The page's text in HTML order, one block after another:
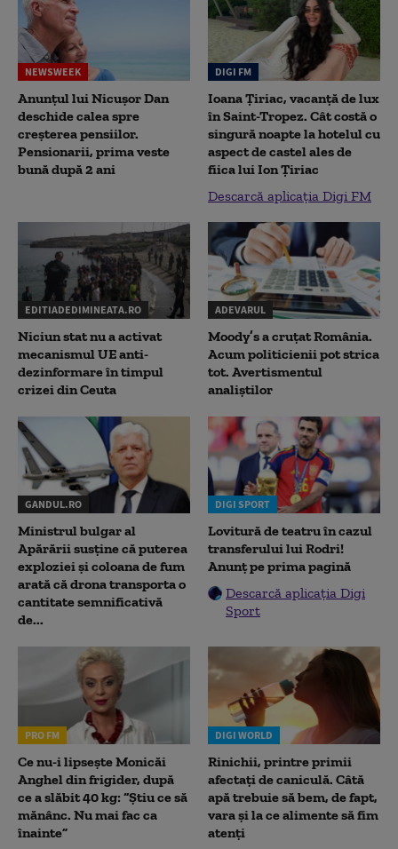
NEWSWEEK
Anunțul lui Nicușor Dan
deschide calea spre
creșterea pensiilor.
Pensionarii, prima veste
bună după 2 ani
DIGI FM
Ioana Țiriac, vacanță de lux
în Saint-Tropez. Cât costă o
singură noapte la hotelul cu
aspect de castel ales de
fiica lui Ion Țiriac
Descarcă aplicația Digi FM
EDITIADEDIMINEATA.RO
Niciun stat nu a activat
mecanismul UE anti-
dezinformare în timpul
crizei din Ceuta
ADEVARUL
Moody’s a cruțat România.
Acum politicienii pot strica
tot. Avertismentul
analiștilor
GANDUL.RO
Ministrul bulgar al
Apărării susține că puterea
exploziei și coloana de fum
arată că drona transporta o
cantitate semnificativă
de...
DIGI SPORT
Lovitură de teatru în cazul
transferului lui Rodri!
Anunț pe prima pagină
Descarcă aplicația Digi
Sport
PRO FM
Ce nu-i lipsește Monicăi
Anghel din frigider, după
ce a slăbit 40 kg: “Știu ce să
mănânc. Nu mai fac ca
înainte”
DIGI WORLD
Rinichii, printre primii
afectați de caniculă. Câtă
apă trebuie să bem, de fapt,
vara și la ce alimente să fim
atenți